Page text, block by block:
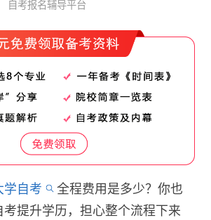
自考报名辅导平台
学自考
全程费用是多少？你也
考提升学历，担心整个流程下来